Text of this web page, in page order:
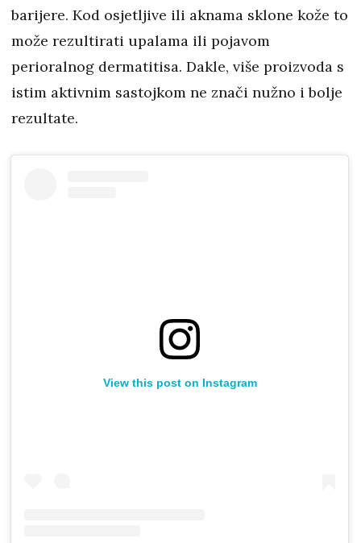
barijere. Kod osjetljive ili aknama sklone kože to
može rezultirati upalama ili pojavom
perioralnog dermatitisa. Dakle, više proizvoda s
istim aktivnim sastojkom ne znači nužno i bolje
rezultate.
View this post on Instagram